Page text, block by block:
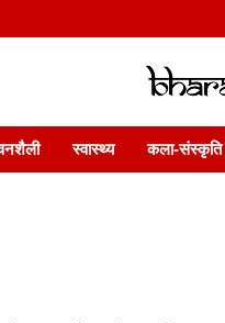
भारत बोलेगा हिंदी न्यूज़
स्वास्थ्य कला-संस्कृति